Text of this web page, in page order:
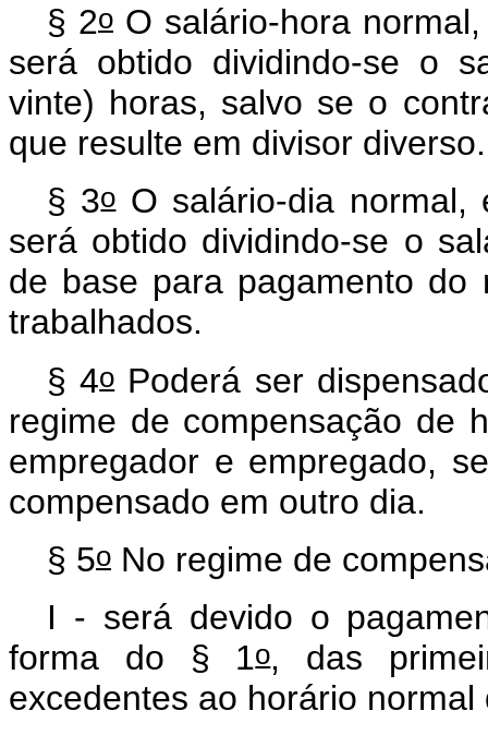
§ 2o O salário-hora
será obtido dividindo-se o
vinte) horas, salvo se o
que resulte em divisor
§ 3oO salário-dia normal,
será obtido dividindo-se o
de base para pagamento do
trabalhados.
§ 4oPoderá ser
regime de compensação de
empregador e empregado,
compensado em outro dia.
§ 5o No regime de
I - será devido o
forma do § 1o, das
excedentes ao horário